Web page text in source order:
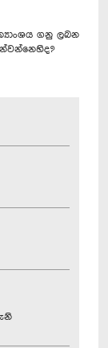
ගනු ලබන